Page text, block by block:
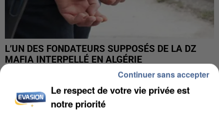
L’UN DES FONDATEURS SUPPOSÉS DE LA DZ
MAFIA INTERPELLÉ EN ALGÉRIE
Le respect de votre vie privée est
notre priorité
Continuer sans accepter